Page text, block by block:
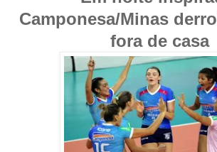
Camponesa/Minas
fora de casa